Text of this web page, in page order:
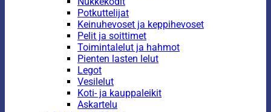
Potkuttelijat
Keinuhevoset ja keppihevoset
Pelit ja soittimet
Toimintalelut ja hahmot
Pienten lasten lelut
Legot
Vesilelut
Koti- ja kauppaleikit
Askartelu